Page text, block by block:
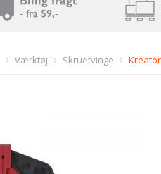
Værktøj Skruetvinge